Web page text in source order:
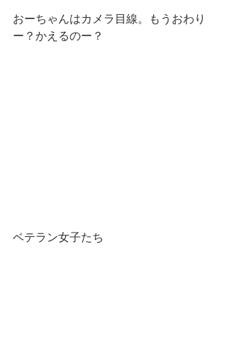
おーちゃんはカメラ目線。もうおわり
ー？かえるのー？
ベテラン女子たち